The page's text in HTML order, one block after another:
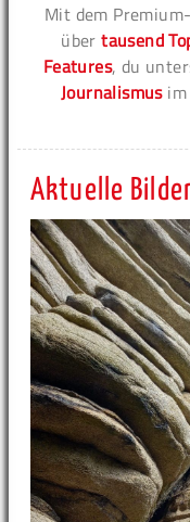
Mit dem
übertausend
Features, du
Journalismusim
Aktuelle